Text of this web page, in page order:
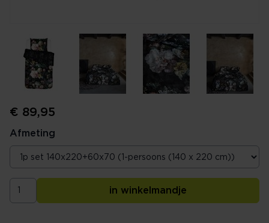
€ 89,95
Afmeting
in winkelmandje